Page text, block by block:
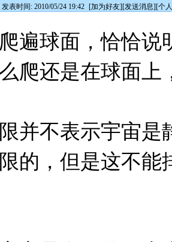
发表时间: 2010/05/24 19:42 [加为好友][发送消息][个
遍球面，恰恰说
爬还是在球面上
并不表示宇宙是
的，但是这不能